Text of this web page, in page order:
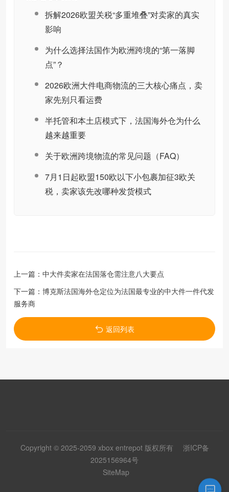
拆解2026欧盟关税“多重堆叠”对卖家的真实
影响
为什么选择法国作为欧洲跨境的“第一落脚
点”？
2026欧洲大件电商物流的三大核心痛点，卖
家先别只看运费
半托管和本土店模式下，法国海外仓为什么
越来越重要
关于欧洲跨境物流的常见问题（FAQ）
7月1日起欧盟150欧以下小包裹加征3欧关
税，卖家该先改哪种发货模式
上一篇： 中大件卖家在法国落仓需注意八大要点
下一篇： 博克斯法国海外仓定位为法国最专业的中大件一件代发
服务商
返回列表
Copyright © 2025-2059 xbox entrepot 版权所有
浙ICP备
2025156964号
SiteMap